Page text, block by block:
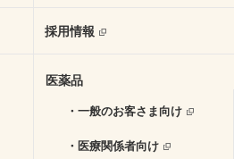
採用情報
医薬品
・一般のお客さま向け
・医療関係者向け